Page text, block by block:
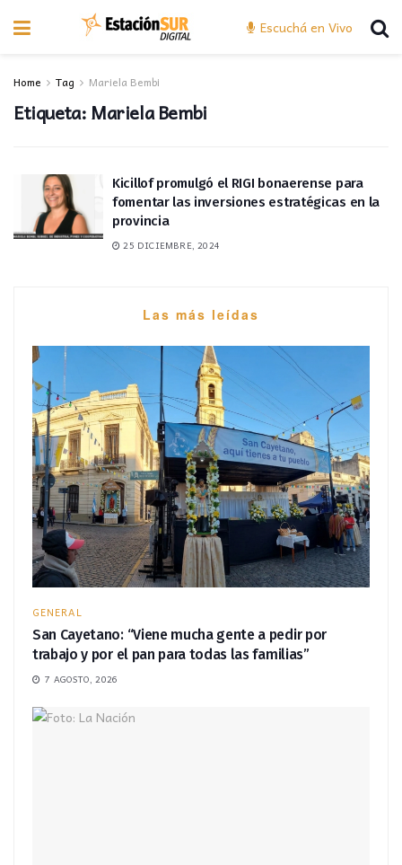
Escuchá en Vivo
Home Tag Mariela Bembi
Etiqueta:Mariela Bembi
Kicillof promulgó el RIGI bonaerense para
fomentar las inversiones estratégicas en la
provincia
25 DICIEMBRE, 2024
Las más leídas
GENERAL
San Cayetano: “Viene mucha gente a pedir por
trabajo y por el pan para todas las familias”
7 AGOSTO, 2026